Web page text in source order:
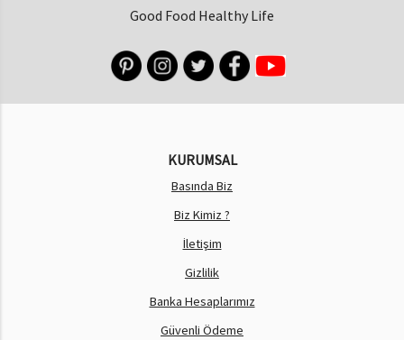
Good Food Healthy Life
KURUMSAL
Basında Biz
Biz Kimiz ?
İletişim
Gizlilik
Banka Hesaplarımız
Güvenli Ödeme